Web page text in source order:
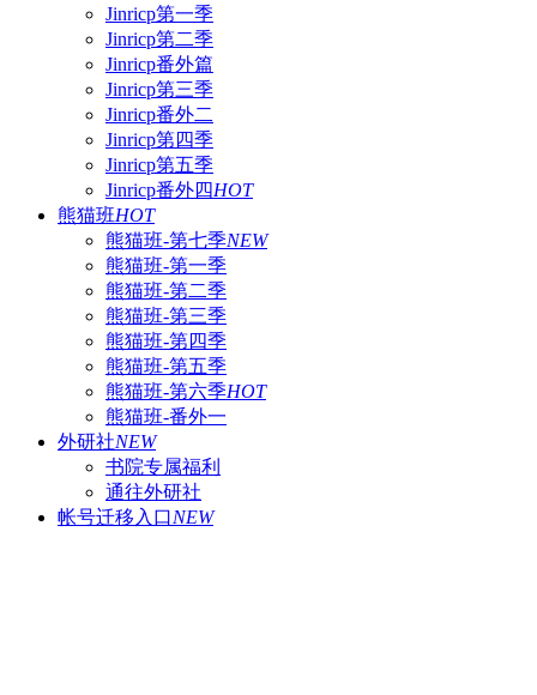
Jinricp第一季
Jinricp第二季
Jinricp番外篇
Jinricp第三季
Jinricp番外二
Jinricp第四季
Jinricp第五季
Jinricp番外四HOT
熊猫班HOT
熊猫班-第七季NEW
熊猫班-第一季
熊猫班-第二季
熊猫班-第三季
熊猫班-第四季
熊猫班-第五季
熊猫班-第六季HOT
熊猫班-番外一
外研社NEW
书院专属福利
通往外研社
帐号迁移入口NEW